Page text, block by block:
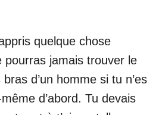
quelque chose
pourras jamais trouver le
d’un homme si tu n’es
d’abord. Tu devais